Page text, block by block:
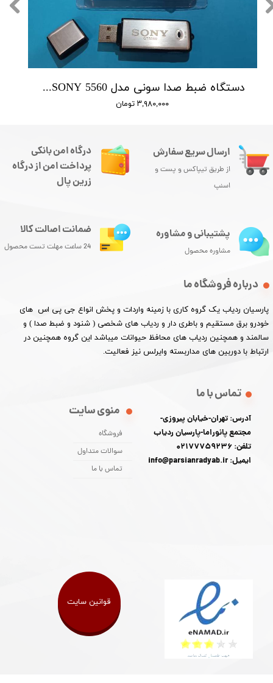
دستگاه ضبط صدا سونی مدل SONY 5560 - حافظه 16 گیگابایت
۳,۹۸۰,۰۰۰ تومان
ارسال سریع سفارش
از طریق تیپاکس و پست و
اسنپ
درباره فروشگاه ما
پارسیان ردیاب یک گروه کاری با زمینه واردات و پخش انواع جی پی اس های
خودرو برق مستقیم و باطری دار و ردیاب های شخصی ( شنود و ضبط صدا ) و
سالمند و همچنین ردیاب های محافظ حیوانات میباشد این گروه همچنین در
ارتباط با دوربین های مداربسته وایرلس نیز فعالیت.​​​​​​​
منوی سایت
فروشگاه
سوالات متداول
تماس با ما
تماس با ما
آدرس: تهران-خیابان پیروزی-
مجتمع پانوراما-پارسیان ردیاب
تلفن: 02177759236
ایمیل: info@parsianradyab.ir
درگاه امن بانکی
پرداخت امن از درگاه
زرین پال
پشتیبانی و مشاوره
مشاوره محصول
ضمانت اصالت کالا
24 ساعت مهلت تست محصول
قوانین سایت